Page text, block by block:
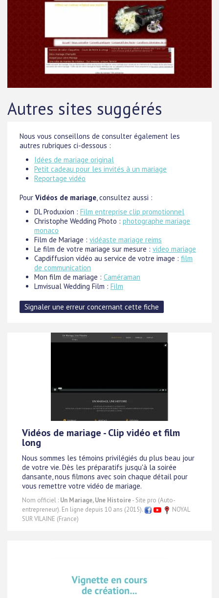
Autres sites suggérés
Nous vous conseillons de consulter également les
autres rubriques ci-dessous :
Idées de mariage original
Petit cadeau pour les invités à un mariage
Reportage vidéo
Pour Vidéos de mariage, consultez aussi :
DL Produxion : Film entreprise clip promotionnel
Christophe Wedding Photo : photographe mariage
monaco
Film de Mariage : vidéaste mariage reims
Le film de votre mariage sur mesure : video mariage
Capdiffusion vidéo au service de votre image : film
de communication
Mon film de mariage : Caméraman
Lmvisual Wedding Film : Film
Vidéos de mariage - Clip vidéo et film
long
Nous sommes les témoins privilégiés du plus beau jour
de votre vie. Dès les préparatifs jusqu'à la soirée
dansante, nous filmons avec soin chaque détail pour
vous remettre votre vidéo de mariage.
Nom officiel : Un Mariage, Une Histoire- Site pro (Auto-
entrepreneur). En ligne depuis 10 ans (2015).
NOYAL
SUR VILAINE (France)